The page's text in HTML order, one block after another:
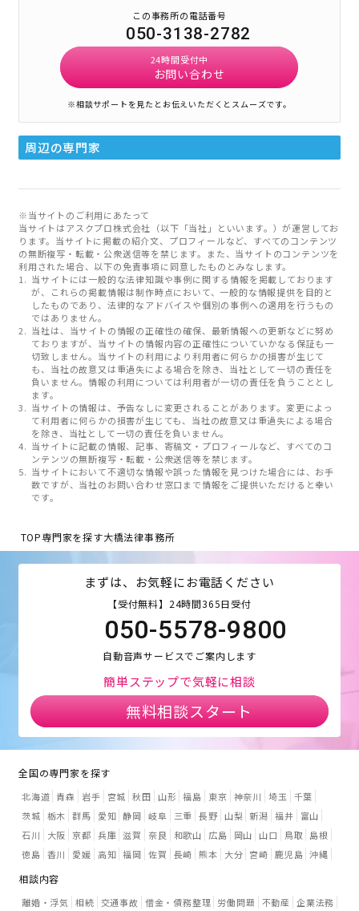
この事務所の電話番号
050-3138-2782
24時間受付中
お問い合わせ
※相談サポートを見たとお伝えいただくとスムーズです。
周辺の専門家
※当サイトのご利用にあたって
当サイトはアスクプロ株式会社（以下「当社」といいます。）が運営してお
ります。当サイトに掲載の紹介文、プロフィールなど、すべてのコンテンツ
の無断複写・転載・公衆送信等を禁じます。また、当サイトのコンテンツを
利用された場合、以下の免責事項に同意したものとみなします。
当サイトには一般的な法律知識や事例に関する情報を掲載しております
が、これらの掲載情報は制作時点において、一般的な情報提供を目的と
したものであり、法律的なアドバイスや個別の事例への適用を行うもの
ではありません。
当社は、当サイトの情報の正確性の確保、最新情報への更新などに努め
ておりますが、当サイトの情報内容の正確性についていかなる保証も一
切致しません。当サイトの利用により利用者に何らかの損害が生じて
も、当社の故意又は重過失による場合を除き、当社として一切の責任を
負いません。情報の利用については利用者が一切の責任を負うこととし
ます。
当サイトの情報は、予告なしに変更されることがあります。変更によっ
て利用者に何らかの損害が生じても、当社の故意又は重過失による場合
を除き、当社として一切の責任を負いません。
当サイトに記載の情報、記事、寄稿文・プロフィールなど、すべてのコ
ンテンツの無断複写・転載・公衆送信等を禁じます。
当サイトにおいて不適切な情報や誤った情報を見つけた場合には、お手
数ですが、当社のお問い合わせ窓口まで情報をご提供いただけると幸い
です。
TOP専門家を探す大橋法律事務所
まずは、お気軽にお電話ください
【受付無料】24時間365日受付
050-5578-9800
自動音声サービスでご案内します
簡単ステップで気軽に相談
無料相談スタート
全国の専門家を探す
北海道 青森 岩手 宮城 秋田 山形 福島 東京 神奈川 埼玉
千葉
茨城 栃木 群馬 愛知 静岡 岐阜 三重 長野 山梨 新潟 福井
富山
石川
大阪 京都 兵庫 滋賀 奈良 和歌山 広島 岡山 山口 鳥取
島根
徳島 香川 愛媛 高知 福岡 佐賀 長崎 熊本 大分 宮崎 鹿児島 沖縄
相談内容
離婚・浮気 相続 交通事故 借金・債務整理 労働問題 不動産 企業法務